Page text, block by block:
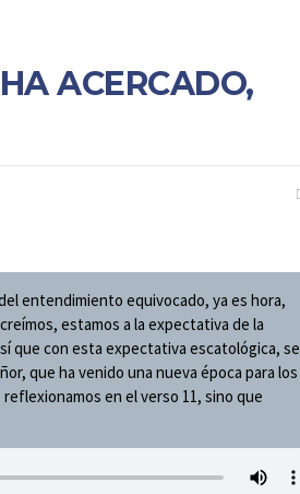
ACERCADO,
entendimiento equivocado, ya es hora,
estamos a la expectativa de la
que con esta expectativa escatológica, se
que ha venido una nueva época para los
en el verso 11, sino que